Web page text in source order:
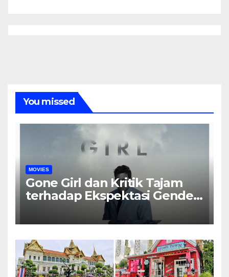
You missed
MOVIES
Gone Girl dan Kritik Tajam
terhadap Ekspektasi Gender
dalam Rumah Tangga